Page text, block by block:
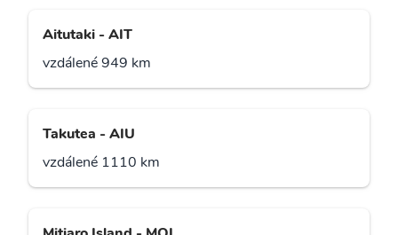
Aitutaki - AIT
vzdálené 949 km
Takutea - AIU
vzdálené 1110 km